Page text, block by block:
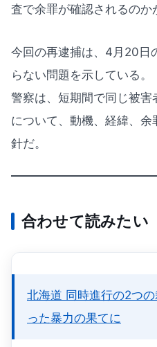
査で余罪が確認されるのか
今回の再逮捕は、4月20日
らない問題を示している。
警察は、短期間で同じ被
について、動機、経緯、
針だ。
合わせて読みたい
北海道 同時進行の2つ
った暴力の果てに